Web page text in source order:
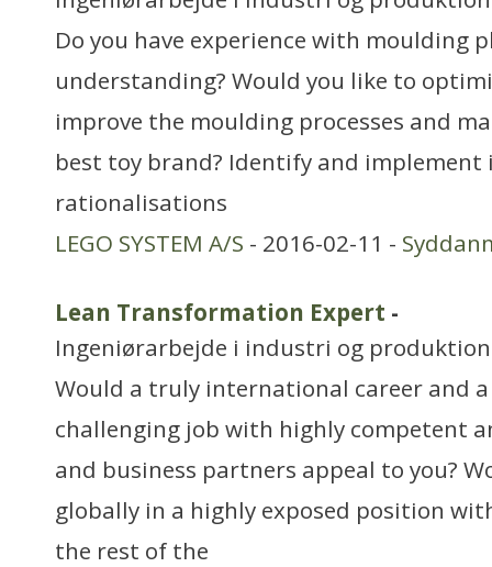
Do you have experience with moulding
understanding? Would you like to
improve the moulding processes and
best toy brand? Identify and implement
rationalisations
LEGO SYSTEM A/S - 2016-02-11 -
Lean Transformation Expert -
Ingeniørarbejde i industri og produktion
Would a truly international career and
challenging job with highly competent
and business partners appeal to you?
globally in a highly exposed position
the rest of the